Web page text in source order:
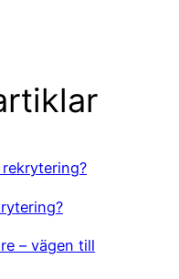
– vägen till